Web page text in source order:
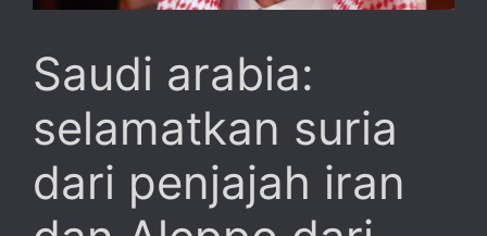
Saudi arabia:
selamatkan suria
dari penjajah iran